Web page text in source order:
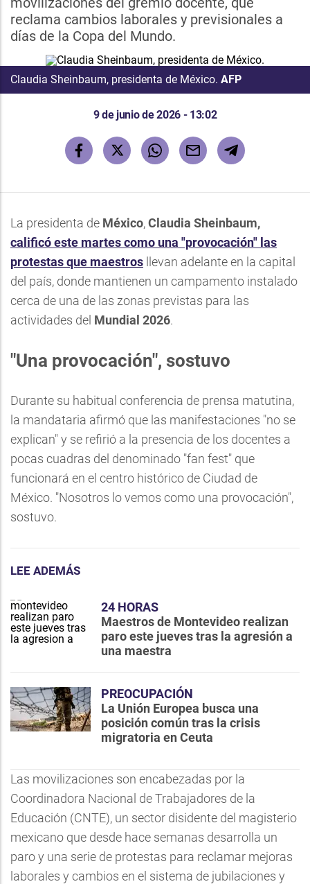
reclama cambios laborales y previsionales a
días de la Copa del Mundo.
Claudia Sheinbaum, presidenta de México. AFP
9 de junio de 2026 - 13:02
La presidenta de México,Claudia Sheinbaum,
calificó este martes como una "provocación" las
protestas que maestros llevan adelante en la capital
del país, donde mantienen un campamento instalado
cerca de una de las zonas previstas para las
actividades del Mundial 2026.
"Una provocación", sostuvo
Durante su habitual conferencia de prensa matutina,
la mandataria afirmó que las manifestaciones "no se
explican" y se refirió a la presencia de los docentes a
pocas cuadras del denominado "fan fest" que
funcionará en el centro histórico de Ciudad de
México. "Nosotros lo vemos como una provocación",
sostuvo.
LEE ADEMÁS
24 HORAS
Maestros de Montevideo realizan
paro este jueves tras la agresión a
una maestra
PREOCUPACIÓN
La Unión Europea busca una
posición común tras la crisis
migratoria en Ceuta
Las movilizaciones son encabezadas por la
Coordinadora Nacional de Trabajadores de la
Educación (CNTE), un sector disidente del magisterio
mexicano que desde hace semanas desarrolla un
paro y una serie de protestas para reclamar mejoras
laborales y cambios en el sistema de jubilaciones y